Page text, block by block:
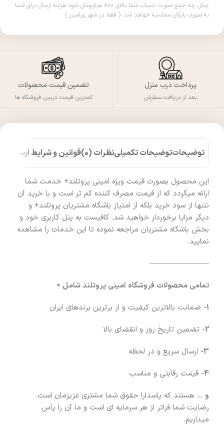
چنان چه جمع صورت حساب شما بالای 800 هزارتومان شود هزینه ارسال برای شما
به صورت رایگان محاسبه خواهد شد. ( فقط در شهر ورامین )
پرداخت درب منزل
بعد از دریافت سفارش
تضمین قیمت محصولات
کمترین قیمت دربین فروشگاه ها
توضیحاتتوضیحات تکمیلینظرات (0) قوانین و شرایط ارسال
این محصول بصورت قیمت ویژه امینی پروتلند+ خدمت شما
ارائه میگردد که از قیمت مصرف کننده کم تر است و با خرید آن
نتنها از سود خرید بلکه از امتیاز باشگاه مشتریان پروتلند+ و
دیگر مزایا برخوردار خواهید شد. کافیست به پنل کاربری خود و
بخش باشگاه مشتریان مراجعه نموده تا این خدمات را مشاهده
نمایید.
————————
تمامی محصولات فروشگاه امینی پروتلند شامل =
1- ضمانت بالاترین کیفیت و از برترین برندهای ایران
2- تضمین تاریخ روز و انقضای بالا
3- ارسال سریع و در لحظه
4- قیمت رقابتی و مناسب
و … هستند که پاسدارا حقوق شما مشتری عزیزمان است.
رضایت شما فراتر از هر سرمایه ای است و ما آن را پاس
میداریم.